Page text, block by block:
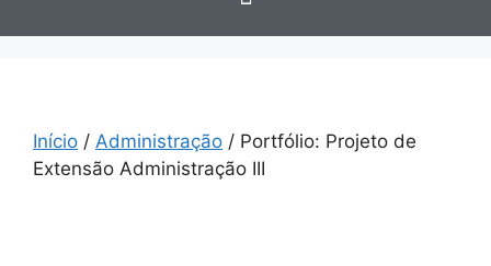
Início / Administração / Portfólio: Projeto de
Extensão Administração III